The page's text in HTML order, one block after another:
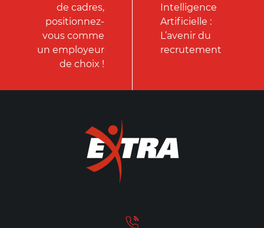
de cadres,
positionnez-
vous comme
un employeur
de choix !
Intelligence
Artificielle :
L’avenir du
recrutement